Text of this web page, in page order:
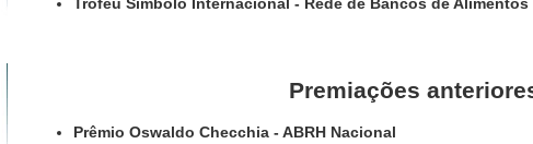
Premiações
Prêmio Oswaldo Checchia - ABRH Nacional